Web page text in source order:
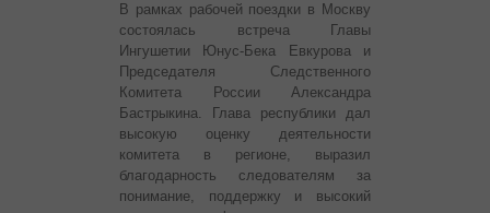
В рамках рабочей поездки в Москву
состоялась встреча Главы
Ингушетии Юнус-Бека Евкурова и
Председателя Следственного
Комитета России Александра
Бастрыкина. Глава республики дал
высокую оценку деятельности
комитета в регионе, выразил
благодарность следователям за
понимание, поддержку и высокий